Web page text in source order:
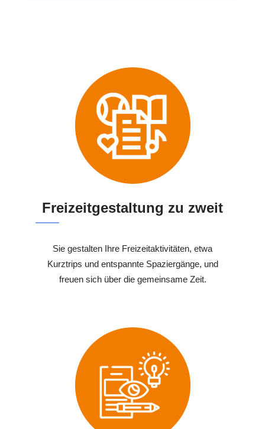
Freizeitgestaltung zu zweit
Sie gestalten Ihre Freizeitaktivitäten, etwa
Kurztrips und entspannte Spaziergänge, und
freuen sich über die gemeinsame Zeit.